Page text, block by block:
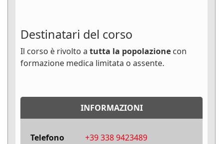
Destinatari del corso
Il corso è rivolto a tutta la popolazione con
formazione medica limitata o assente.
INFORMAZIONI
Telefono
+39 338 9423489